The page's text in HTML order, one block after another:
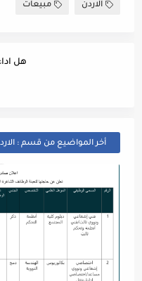
الاردن مبيعات
هل
أخر المواضيع من قسم :